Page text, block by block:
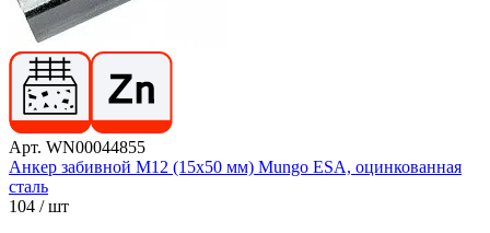
Арт. WN00044855
Анкер забивной М12 (15х50 мм) Mungo ESA, оцинкованная
сталь
104 / шт